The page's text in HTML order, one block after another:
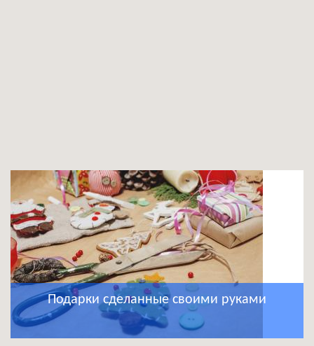
Подарки сделанные своими руками